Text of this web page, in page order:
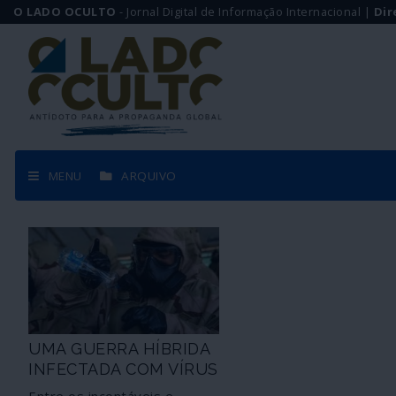
O LADO OCULTO - Jornal Digital de Informação Internacional |
MENU ARQUIVO
UMA GUERRA HÍBRIDA
INFECTADA COM VÍRUS